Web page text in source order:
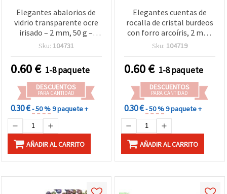
Elegantes abalorios de
vidrio transparente ocre
irisado – 2 mm, 50 g –
perfectos para detalles de
pendientes y
manualidades
Sku: 104731
0.60€ 1-8 paquete
DESCUENTOS
PARA CANTIDAD
0.30 €- 50 %9 paquete +
AÑADIR AL CARRITO
Elegantes cuentas de
rocalla de cristal burdeos
con forro arcoíris, 2 mm,
50 g, perfectas para
bordado y tejido de
abalorios
Sku: 104719
0.60€ 1-8 paquete
DESCUENTOS
PARA CANTIDAD
0.30 €- 50 %9 paquete +
AÑADIR AL CARRITO